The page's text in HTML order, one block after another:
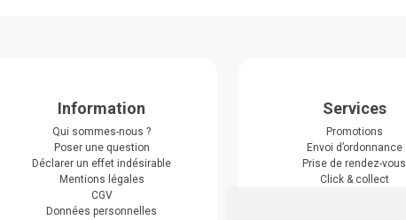
Information
Qui sommes-nous ?
Poser une question
Déclarer un effet indésirable
Mentions légales
CGV
Données personnelles
Services
Promotions
Envoi d’ordonnance
Prise de rendez-vous
Click & collect